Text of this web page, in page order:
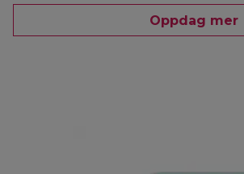
Oppdag mer